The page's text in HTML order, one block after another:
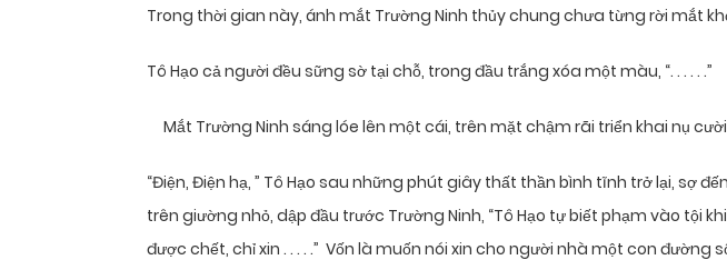
Trong thời gian này, ánh mắt Trường Ninh thủy chung chưa từng rời mắt
Tô Hạo cả người đều sững sờ tại chỗ, trong đầu trắng xóa một màu, “. . . . . .”
Mắt Trường Ninh sáng lóe lên một cái, trên mặt chậm rãi triển khai nụ
“Điện, Điện hạ, ” Tô Hạo sau những phút giây thất thần bình tĩnh trở lại, sợ
trên giường nhỏ, dập đầu trước Trường Ninh, “Tô Hạo tự biết phạm vào tội
được chết, chỉ xin . . . . .” Vốn là muốn nói xin cho người nhà một con đường